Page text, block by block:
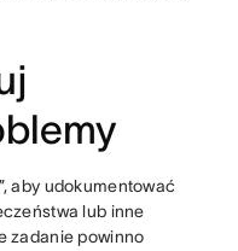
aby udokumentować
lub inne
zadanie powinno